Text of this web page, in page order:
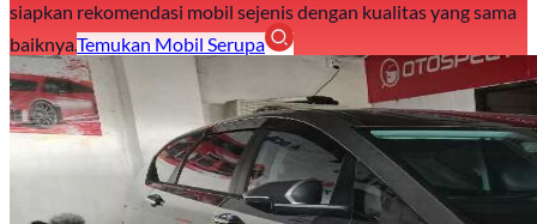
siapkan rekomendasi mobil sejenis dengan kualitas yang sama
baiknya.Temukan Mobil Serupa